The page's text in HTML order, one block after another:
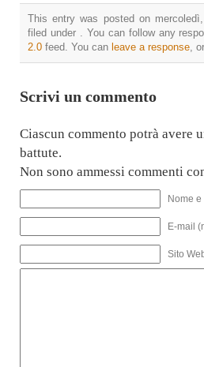
This entry was posted on
filed under . You can follow any
2.0 feed. You can leave a response ,
Scrivi un commento
Ciascun commento potrà avere
battute.
Non sono ammessi commenti
Nome
E-mail
Sito